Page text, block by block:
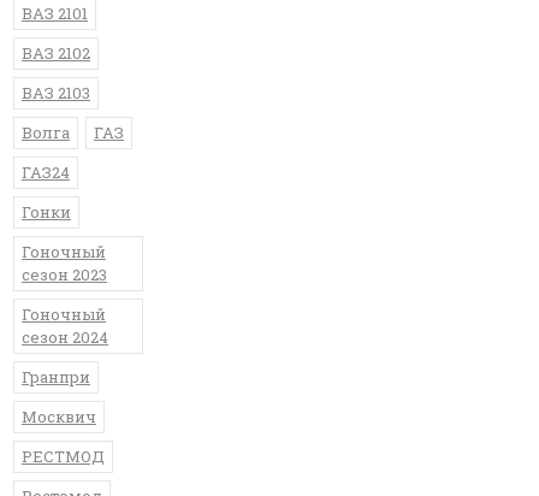
ВАЗ 2101
ВАЗ 2102
ВАЗ 2103
Волга
ГАЗ
ГАЗ24
Гонки
Гоночный
сезон 2023
Гоночный
сезон 2024
Гранпри
Москвич
РЕСТМОД